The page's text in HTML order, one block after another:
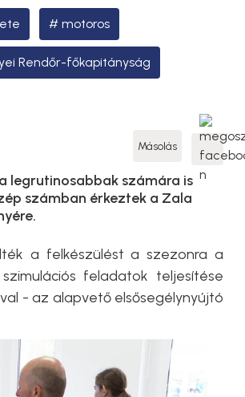
motoros
Rendőr-főkapitányság
Másolás
legrutinosabbak számára is
számban érkeztek a Zala
a felkészülést a szezonra a
feladatok teljesítése
- az alapvető elsősegélynyújtó